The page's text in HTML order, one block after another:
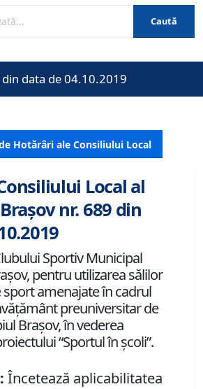
Caută
din data de 04.10.2019
Hotărâri ale Consiliului Local
Local al
nr. 689 din
Sportiv Municipal
pentru utilizarea sălilor
amenajate în cadrul
preuniversitar de
Braşov, în vederea
“Sportul în şcoli”.
Încetează aplicabilitatea